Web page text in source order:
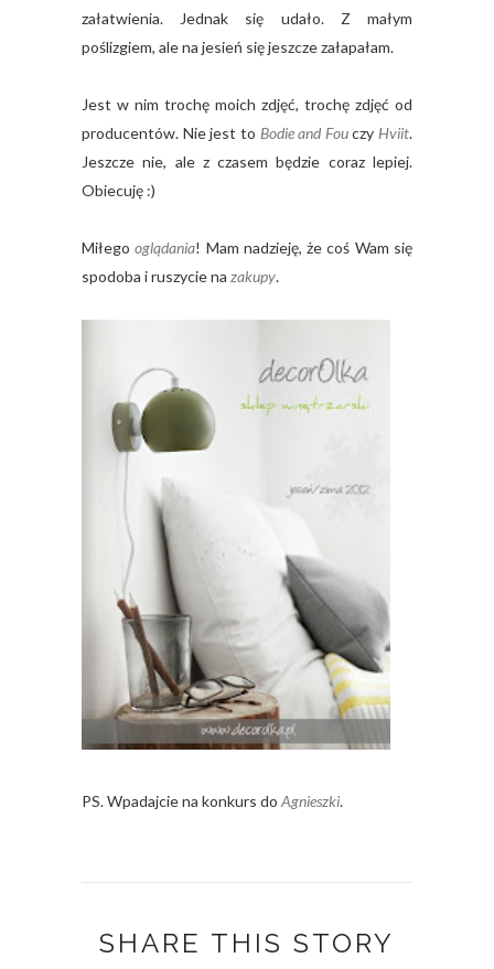
załatwienia. Jednak się udało. Z małym
poślizgiem, ale na jesień się jeszcze załapałam.
Jest w nim trochę moich zdjęć, trochę zdjęć od
producentów. Nie jest to Bodie and Fouczy Hviit.
Jeszcze nie, ale z czasem będzie coraz lepiej.
Obiecuję :)
Miłegooglądania! Mam nadzieję, że coś Wam się
spodoba i ruszycie na zakupy.
PS. Wpadajcie na konkurs do Agnieszki.
SHARE THIS STORY